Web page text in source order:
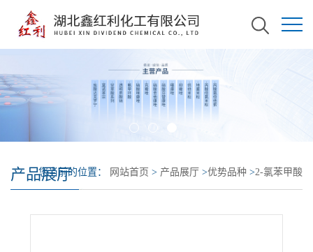
产品展厅
您当前的位置： 网站首页 > 产品展厅 >优势品种 >2-氯苯甲酸